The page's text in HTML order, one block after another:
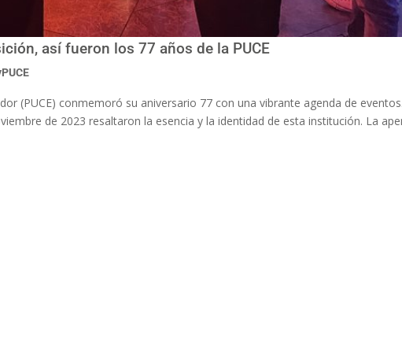
así fueron los 77 años de la PUCE
(PUCE) conmemoró su aniversario 77 con una vibrante agenda de
de 2023 resaltaron la esencia y la identidad de esta institución. La